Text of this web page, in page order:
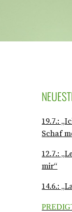
19.7.:
Schaf
12.7.:
mir“
14.6.: